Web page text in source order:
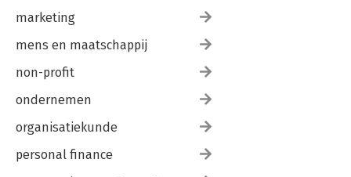
marketing
mens en maatschappij
non-profit
ondernemen
organisatiekunde
personal finance